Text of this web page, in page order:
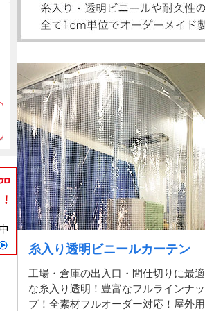
糸入り透明ビニールカーテン
工場・倉庫の出入口・間仕切りに最適
な糸入り透明！豊富なフルラインナッ
プ！全素材フルオーダー対応！屋外用